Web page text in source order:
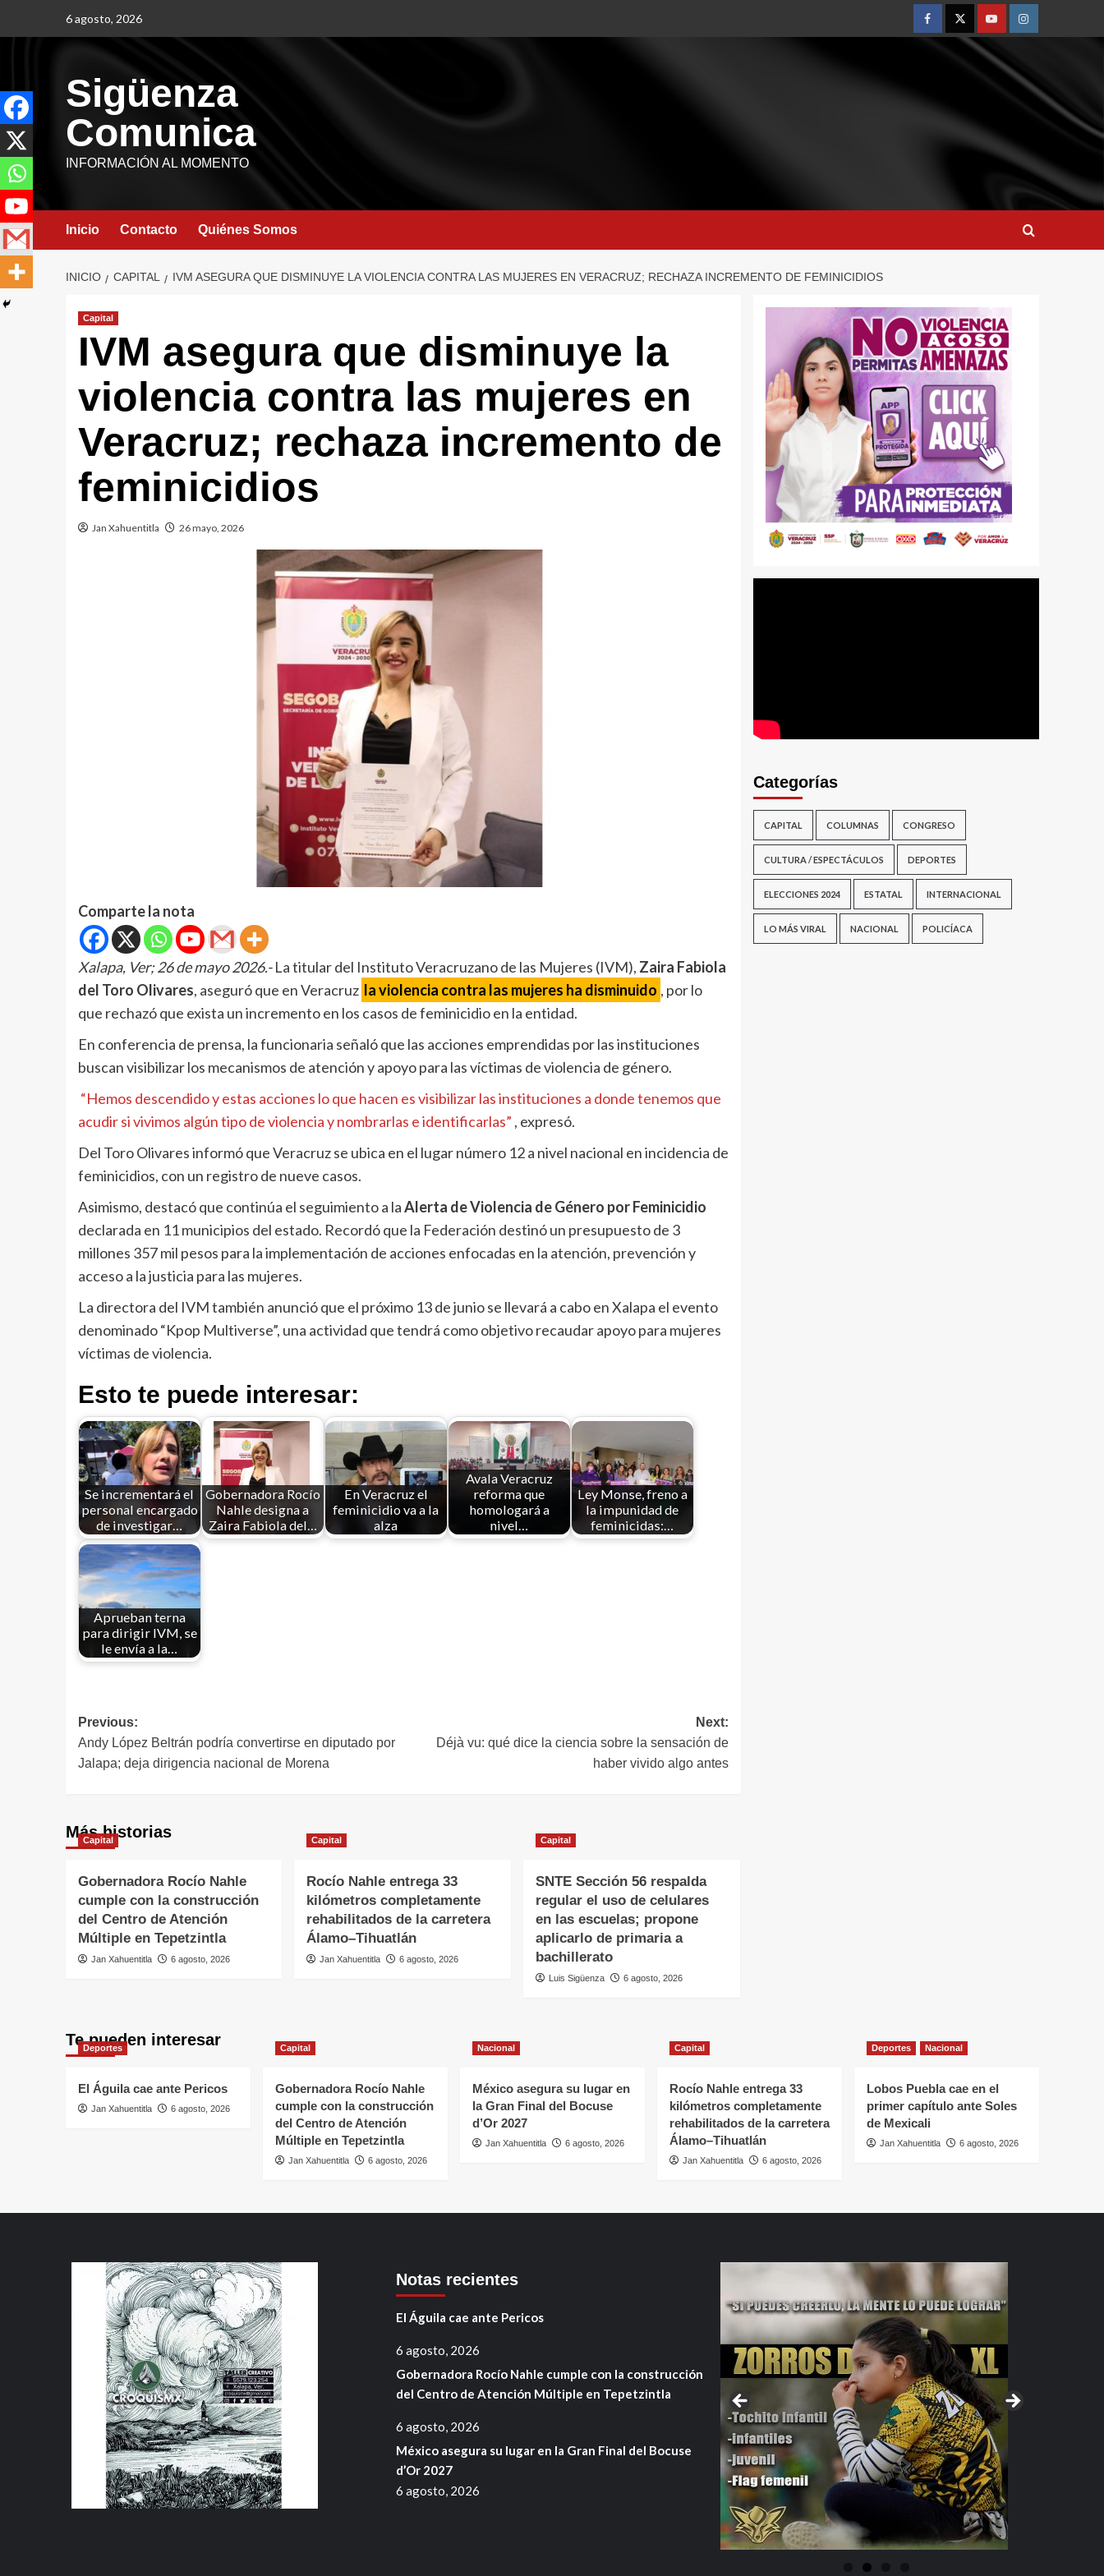
6 agosto, 2026
Sigüenza
Comunica
INFORMACIÓN AL MOMENTO
Inicio Contacto Quiénes Somos
INICIO CAPITAL IVM ASEGURA QUE DISMINUYE LA VIOLENCIA CONTRA LAS MUJERES EN VERACRUZ; RECHAZA INCREMENTO DE FEMINICIDIOS
Capital
IVM asegura que disminuye la
violencia contra las mujeres en
Veracruz; rechaza incremento de
feminicidios
Jan Xahuentitla 26 mayo, 2026
Comparte la nota
Xalapa, Ver; 26 de mayo 2026.-La titular del Instituto Veracruzano de las Mujeres (IVM), Zaira Fabiola
del Toro Olivares, aseguró que en Veracruz la violencia contra las mujeres ha disminuido , por lo
que rechazó que exista un incremento en los casos de feminicidio en la entidad.
En conferencia de prensa, la funcionaria señaló que las acciones emprendidas por las instituciones
buscan visibilizar los mecanismos de atención y apoyo para las víctimas de violencia de género.
“Hemos descendido y estas acciones lo que hacen es visibilizar las instituciones a donde tenemos que
acudir si vivimos algún tipo de violencia y nombrarlas e identificarlas” , expresó.
Del Toro Olivares informó que Veracruz se ubica en el lugar número 12 a nivel nacional en incidencia de
feminicidios, con un registro de nueve casos.
Asimismo, destacó que continúa el seguimiento a laAlerta de Violencia de Género por Feminicidio
declarada en 11 municipios del estado. Recordó que la Federación destinó un presupuesto de 3
millones 357 mil pesos para la implementación de acciones enfocadas en la atención, prevención y
acceso a la justicia para las mujeres.
La directora del IVM también anunció que el próximo 13 de junio se llevará a cabo en Xalapa el evento
denominado “Kpop Multiverse”, una actividad que tendrá como objetivo recaudar apoyo para mujeres
víctimas de violencia.
Esto te puede interesar:
Se incrementará el
personal encargado
de investigar…
Gobernadora Rocío
Nahle designa a
Zaira Fabiola del…
En Veracruz el
feminicidio va a la
alza
Avala Veracruz
reforma que
homologará a
nivel…
Ley Monse, freno a
la impunidad de
feminicidas:…
Aprueban terna
para dirigir IVM, se
le envía a la…
Previous:
Andy López Beltrán podría convertirse en diputado por
Jalapa; deja dirigencia nacional de Morena
Next:
Déjà vu: qué dice la ciencia sobre la sensación de
haber vivido algo antes
Más historias
Capital
Gobernadora Rocío Nahle
cumple con la construcción
del Centro de Atención
Múltiple en Tepetzintla
Jan Xahuentitla 6 agosto, 2026
Capital
Rocío Nahle entrega 33
kilómetros completamente
rehabilitados de la carretera
Álamo–Tihuatlán
Jan Xahuentitla 6 agosto, 2026
Capital
SNTE Sección 56 respalda
regular el uso de celulares
en las escuelas; propone
aplicarlo de primaria a
bachillerato
Luis Sigüenza 6 agosto, 2026
Categorías
CAPITAL COLUMNAS CONGRESO
CULTURA / ESPECTÁCULOS DEPORTES
ELECCIONES 2024 ESTATAL INTERNACIONAL
LO MÁS VIRAL NACIONAL POLICÍACA
Te pueden interesar
Deportes
El Águila cae ante Pericos
Jan Xahuentitla 6 agosto, 2026
Capital
Gobernadora Rocío Nahle
cumple con la construcción
del Centro de Atención
Múltiple en Tepetzintla
Jan Xahuentitla 6 agosto, 2026
Nacional
México asegura su lugar en
la Gran Final del Bocuse
d’Or 2027
Jan Xahuentitla 6 agosto, 2026
Capital
Rocío Nahle entrega 33
kilómetros completamente
rehabilitados de la carretera
Álamo–Tihuatlán
Jan Xahuentitla 6 agosto, 2026
Deportes Nacional
Lobos Puebla cae en el
primer capítulo ante Soles
de Mexicali
Jan Xahuentitla 6 agosto, 2026
Notas recientes
El Águila cae ante Pericos
6 agosto, 2026
Gobernadora Rocío Nahle cumple con la construcción
del Centro de Atención Múltiple en Tepetzintla
6 agosto, 2026
México asegura su lugar en la Gran Final del Bocuse
d’Or 2027
6 agosto, 2026